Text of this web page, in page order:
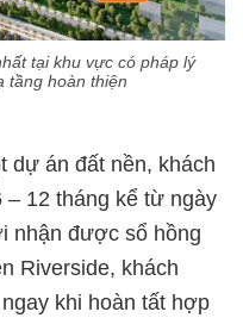
tại khu vực có pháp lý
tầng hoàn thiện
dự án đất nền, khách
12 tháng kể từ ngày
nhận được sổ hồng
Riverside, khách
khi hoàn tất hợp